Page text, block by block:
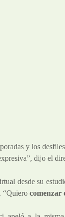
y los
dijo el
desde su
“Quiero comenzar